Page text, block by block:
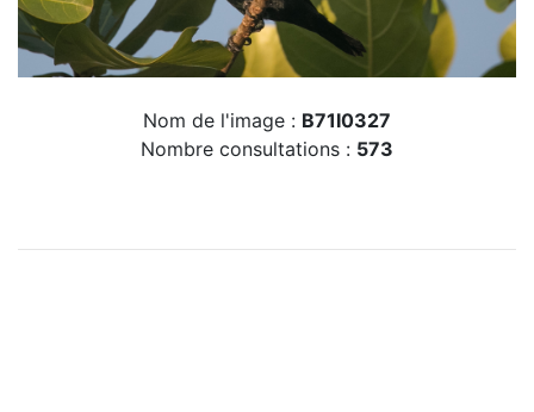
Nom de l'image : B71I0327
Nombre consultations : 573